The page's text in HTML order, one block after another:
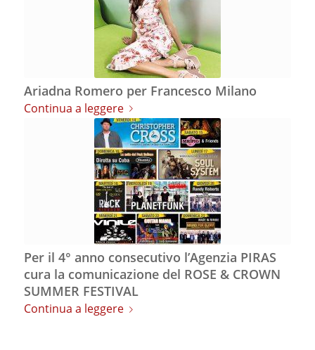
Ariadna Romero per Francesco Milano
Continua a leggere
Per il 4° anno consecutivo l’Agenzia PIRAS
cura la comunicazione del ROSE & CROWN
SUMMER FESTIVAL
Continua a leggere